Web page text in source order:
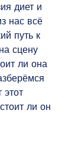
диет и
нас всё
путь к
сцену
ли она
этот
ли он